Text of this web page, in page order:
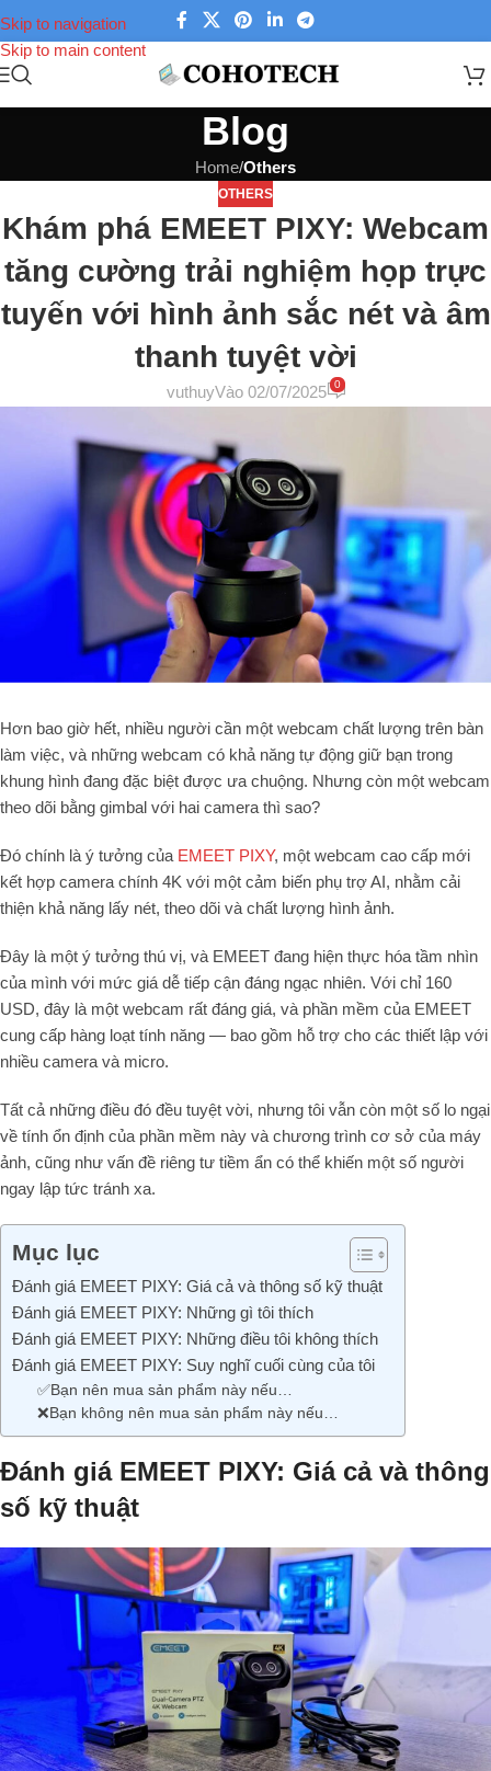
Skip to navigation
Skip to main content
Blog
Home/Others
OTHERS
Khám phá EMEET PIXY: Webcam
tăng cường trải nghiệm họp trực
tuyến với hình ảnh sắc nét và âm
thanh tuyệt vời
vuthuyVào 02/07/2025 0
Hơn bao giờ hết, nhiều người cần một webcam chất lượng trên bàn
làm việc, và những webcam có khả năng tự động giữ bạn trong
khung hình đang đặc biệt được ưa chuộng. Nhưng còn một webcam
theo dõi bằng gimbal với hai camera thì sao?
Đó chính là ý tưởng của EMEET PIXY, một webcam cao cấp mới
kết hợp camera chính 4K với một cảm biến phụ trợ AI, nhằm cải
thiện khả năng lấy nét, theo dõi và chất lượng hình ảnh.
Đây là một ý tưởng thú vị, và EMEET đang hiện thực hóa tầm nhìn
của mình với mức giá dễ tiếp cận đáng ngạc nhiên. Với chỉ 160
USD, đây là một webcam rất đáng giá, và phần mềm của EMEET
cung cấp hàng loạt tính năng — bao gồm hỗ trợ cho các thiết lập với
nhiều camera và micro.
Tất cả những điều đó đều tuyệt vời, nhưng tôi vẫn còn một số lo ngại
về tính ổn định của phần mềm này và chương trình cơ sở của máy
ảnh, cũng như vấn đề riêng tư tiềm ẩn có thể khiến một số người
ngay lập tức tránh xa.
Mục lục
Đánh giá EMEET PIXY: Giá cả và thông số kỹ thuật
Đánh giá EMEET PIXY: Những gì tôi thích
Đánh giá EMEET PIXY: Những điều tôi không thích
Đánh giá EMEET PIXY: Suy nghĩ cuối cùng của tôi
✅Bạn nên mua sản phẩm này nếu…
❌Bạn không nên mua sản phẩm này nếu…
Đánh giá EMEET PIXY: Giá cả và thông
số kỹ thuật